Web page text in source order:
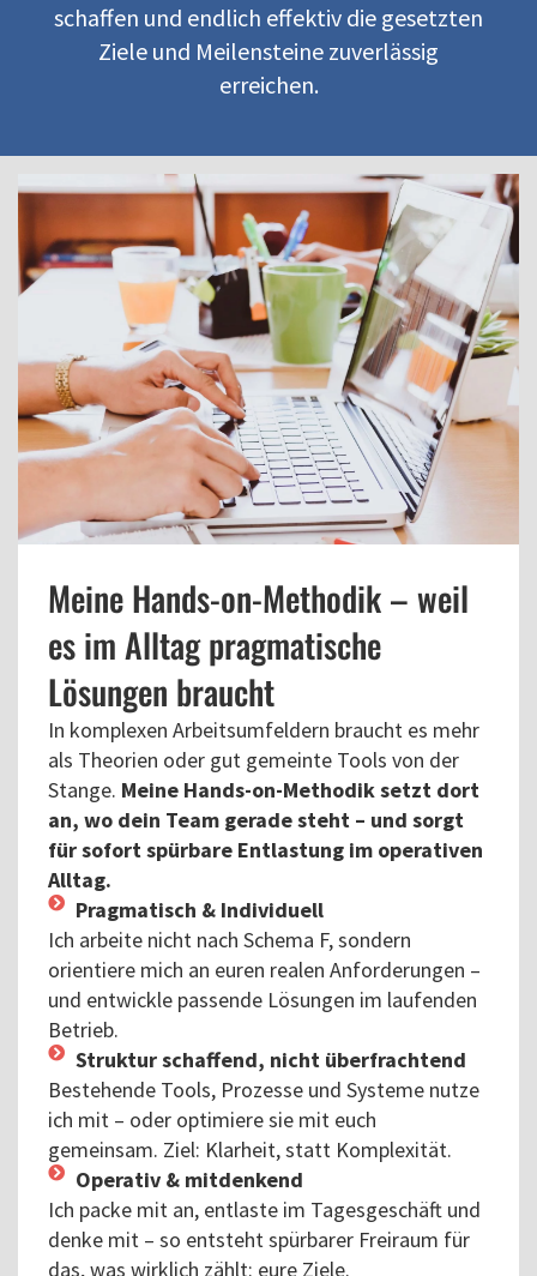
schaffen und endlich effektiv die gesetzten
Ziele und Meilensteine zuverlässig
erreichen.
Meine Hands-on-Methodik – weil
es im Alltag pragmatische
Lösungen braucht
In komplexen Arbeitsumfeldern braucht es mehr
als Theorien oder gut gemeinte Tools von der
Stange. Meine Hands-on-Methodik setzt dort
an, wo dein Team gerade steht – und sorgt
für sofort spürbare Entlastung im operativen
Alltag.
Pragmatisch & Individuell
Ich arbeite nicht nach Schema F, sondern
orientiere mich an euren realen Anforderungen –
und entwickle passende Lösungen im laufenden
Betrieb.
Struktur schaffend, nicht überfrachtend
Bestehende Tools, Prozesse und Systeme nutze
ich mit – oder optimiere sie mit euch
gemeinsam. Ziel: Klarheit, statt Komplexität.
Operativ & mitdenkend
Ich packe mit an, entlaste im Tagesgeschäft und
denke mit – so entsteht spürbarer Freiraum für
das, was wirklich zählt: eure Ziele.